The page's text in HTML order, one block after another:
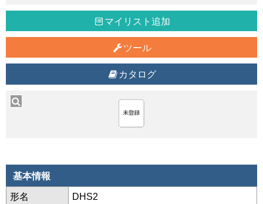
マイリスト追加
ツール
カタログ
基本情報
形名 DHS2